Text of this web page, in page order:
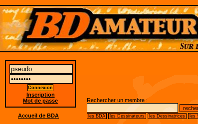
Rechercher un membre :
les BDA les Dessinateurs les Dessinatrices les
Inscription
Mot de passe
Accueil de BDA